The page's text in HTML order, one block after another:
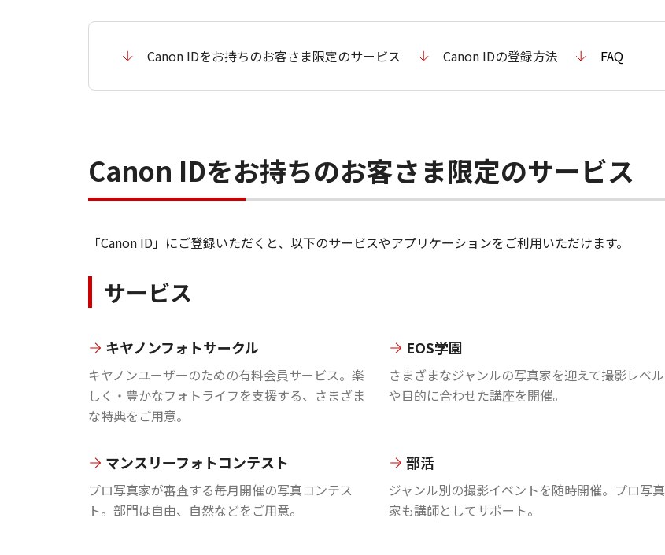
Canon IDをお持ちのお客さま限定のサービス Canon IDの登録方法 FAQ
Canon IDをお持ちのお客さま限定のサービス
「Canon ID」にご登録いただくと、以下のサービスやアプリケーションをご利用いただけます。
サービス
キヤノンフォトサークル
キヤノンユーザーのための有料会員サービス。楽
しく・豊かなフォトライフを支援する、さまざま
な特典をご用意。
EOS学園
さまざまなジャンルの写真家を迎えて撮影レベル
や目的に合わせた講座を開催。
マンスリーフォトコンテスト
プロ写真家が審査する毎月開催の写真コンテス
ト。部門は自由、自然などをご用意。
部活
ジャンル別の撮影イベントを随時開催。プロ写真
家も講師としてサポート。